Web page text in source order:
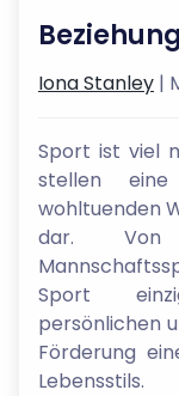
Iona Stanley |
Sport ist viel
stellen
wohltuenden
dar.
Sport
persönlichen
Förderung
Lebensstils.